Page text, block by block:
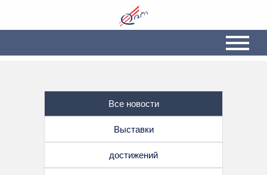
Все новости
Выставки
достижений